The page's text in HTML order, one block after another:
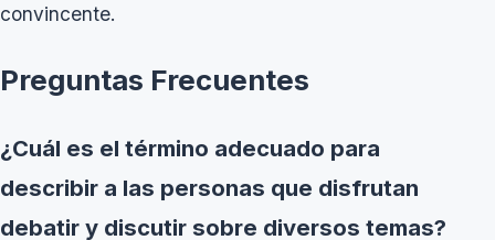
convincente.
Preguntas Frecuentes
¿Cuál es el término adecuado para
describir a las personas que disfrutan
debatir y discutir sobre diversos temas?